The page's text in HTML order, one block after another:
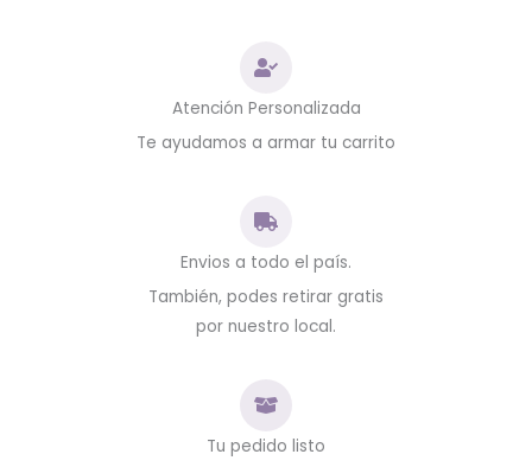
Atención Personalizada
Te ayudamos a armar tu carrito
Envios a todo el país.
También, podes retirar gratis
por nuestro local.
Tu pedido listo